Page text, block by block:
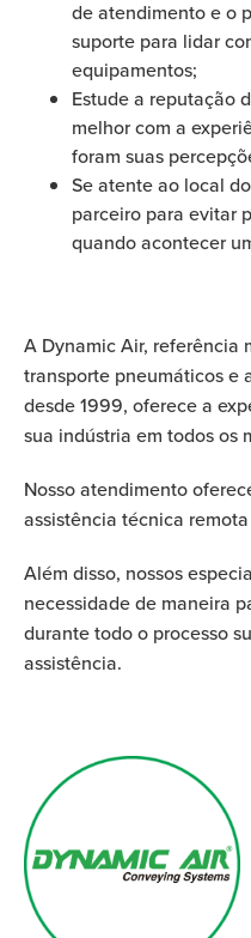
de atendimento e o
suporte para lidar
equipamentos;
Estude a reputação
melhor com a
foram suas
Se atente ao local
parceiro para evitar
quando acontecer
A Dynamic Air, referência
transporte pneumáticos e
desde 1999, oferece a
sua indústria em todos os
Nosso atendimento
assistência técnica
Além disso, nossos
necessidade de maneira
durante todo o processo
assistência.